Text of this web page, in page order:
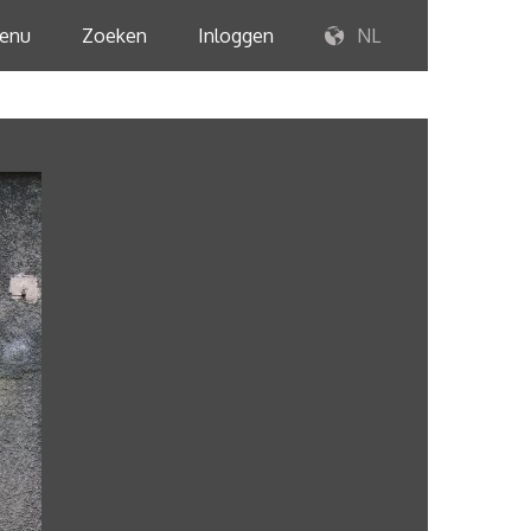
Zoeken Inloggen NL